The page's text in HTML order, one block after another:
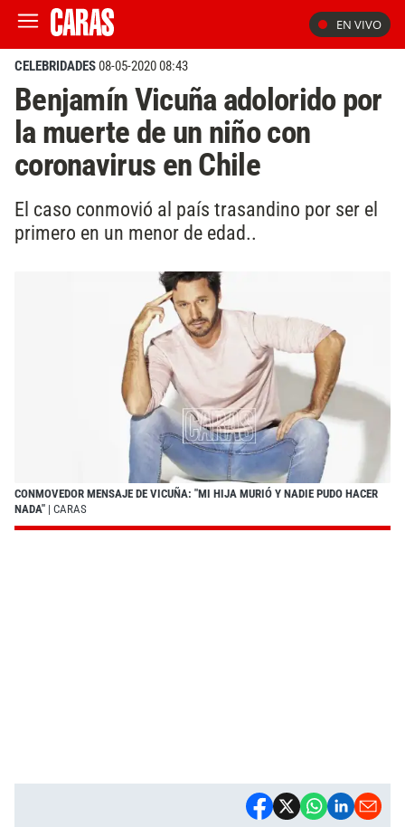
EN VIVO
CELEBRIDADES08-05-2020 08:43
Benjamín Vicuña adolorido por
la muerte de un niño con
coronavirus en Chile
El caso conmovió al país trasandino por ser el
primero en un menor de edad..
CONMOVEDOR MENSAJE DE VICUÑA: "MI HIJA MURIÓ Y NADIE PUDO HACER
NADA" | CARAS